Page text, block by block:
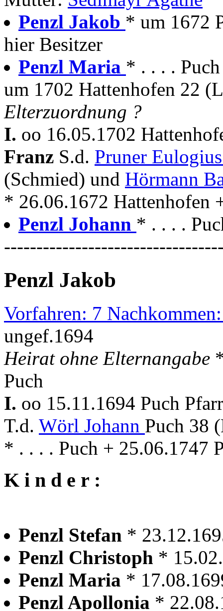
Penzl Jakob * um 1672
hier Besitzer
Penzl Maria * . . . .
um 1702 Hattenhofen 22
Elterzuordnung ?
I. oo 16.05.1702
Franz S.d. Pruner
(Schmied) und Hörmann
* 26.06.1672 Hattenhofen
Penzl Johann * . . . .
Penzl Jakob
Vorfahren: 7
ungef.1694
Heirat ohne Elternangabe
Puch
I. oo 15.11.1694 Puch
T.d. Wörl Johann Puch 38
* . . . . Puch + 25.06.1747
K i n d e r :
Penzl Stefan *
Penzl Christoph *
Penzl Maria *
Penzl Apollonia *